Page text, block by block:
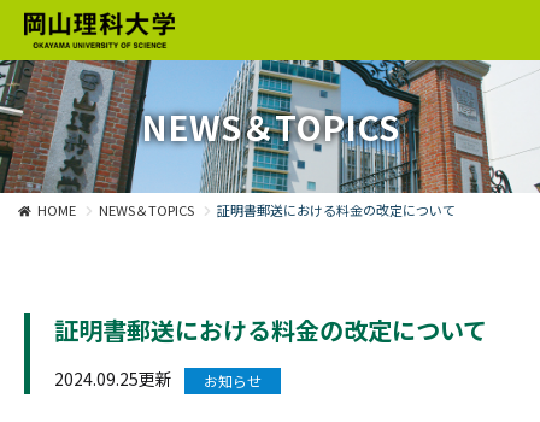
NEWS＆TOPICS
HOME NEWS＆TOPICS 証明書郵送における料金の改定について
証明書郵送における料金の改定について
2024.09.25更新 お知らせ